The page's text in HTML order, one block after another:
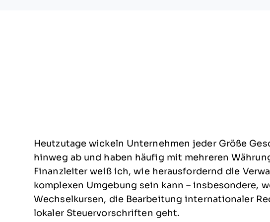
Heutzutage wickeln Unternehmen jeder Größe
hinweg ab und haben häufig mit mehreren
Finanzleiter weiß ich, wie herausfordernd die
komplexen Umgebung sein kann – insbesondere,
Wechselkursen, die Bearbeitung internationaler
lokaler Steuervorschriften geht.